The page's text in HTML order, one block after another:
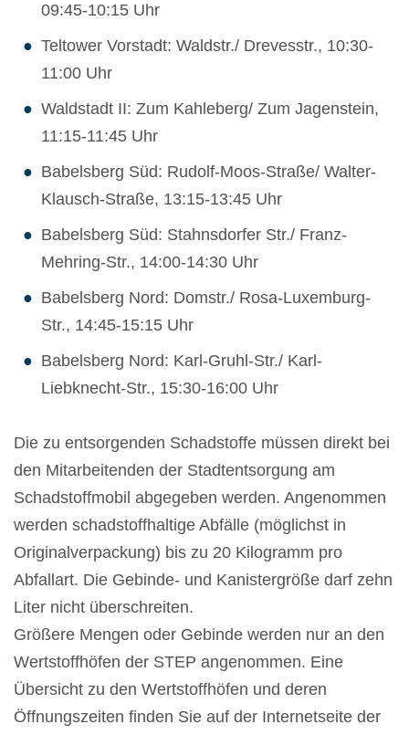
09:45-10:15 Uhr
Teltower Vorstadt: Waldstr./ Drevesstr., 10:30-
11:00 Uhr
Waldstadt II: Zum Kahleberg/ Zum Jagenstein,
11:15-11:45 Uhr
Babelsberg Süd: Rudolf-Moos-Straße/ Walter-
Klausch-Straße, 13:15-13:45 Uhr
Babelsberg Süd: Stahnsdorfer Str./ Franz-
Mehring-Str., 14:00-14:30 Uhr
Babelsberg Nord: Domstr./ Rosa-Luxemburg-
Str., 14:45-15:15 Uhr
Babelsberg Nord: Karl-Gruhl-Str./ Karl-
Liebknecht-Str., 15:30-16:00 Uhr
Die zu entsorgenden Schadstoffe müssen direkt bei
den Mitarbeitenden der Stadtentsorgung am
Schadstoffmobil abgegeben werden. Angenommen
werden schadstoffhaltige Abfälle (möglichst in
Originalverpackung) bis zu 20 Kilogramm pro
Abfallart. Die Gebinde- und Kanistergröße darf zehn
Liter nicht überschreiten.
Größere Mengen oder Gebinde werden nur an den
Wertstoffhöfen der STEP angenommen. Eine
Übersicht zu den Wertstoffhöfen und deren
Öffnungszeiten finden Sie auf der Internetseite der